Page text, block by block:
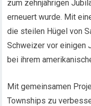
zum zehnjährigen
erneuert wurde. Mit
die steilen Hügel von
Schweizer vor einigen
bei ihrem
Mit gemeinsamen
Townships zu